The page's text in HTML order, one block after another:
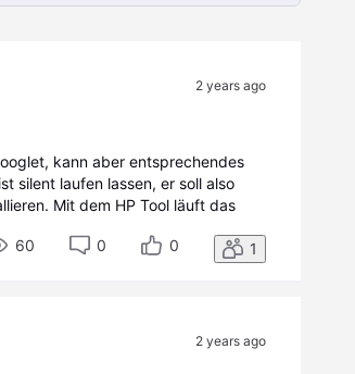
2 years ago
kann aber entsprechendes
silent laufen lassen, er soll also
Mit dem HP Tool läuft das
60
0 0 1
2 years ago